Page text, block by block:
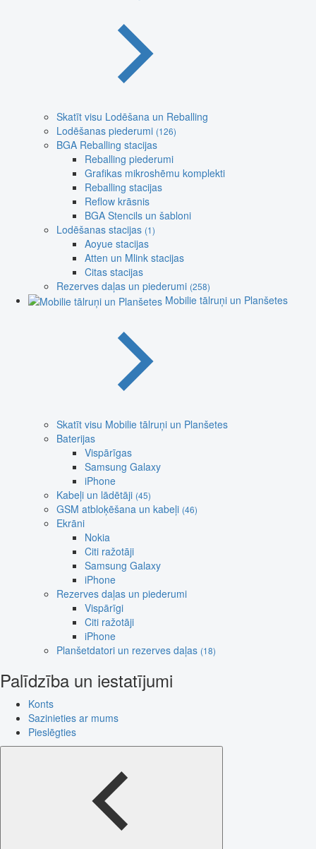
Skatīt visu Lodēšana un Reballing
Lodēšanas piederumi (126)
BGA Reballing stacijas
Reballing piederumi
Grafikas mikroshēmu komplekti
Reballing stacijas
Reflow krāsnis
BGA Stencils un šabloni
Lodēšanas stacijas (1)
Aoyue stacijas
Atten un Mlink stacijas
Citas stacijas
Rezerves daļas un piederumi (258)
Mobilie tālruņi un Planšetes
Skatīt visu Mobilie tālruņi un Planšetes
Baterijas
Vispārīgas
Samsung Galaxy
iPhone
Kabeļi un lādētāji (45)
GSM atbloķēšana un kabeļi (46)
Ekrāni
Nokia
Citi ražotāji
Samsung Galaxy
iPhone
Rezerves daļas un piederumi
Vispārīgi
Citi ražotāji
iPhone
Planšetdatori un rezerves daļas (18)
Palīdzība un iestatījumi
Konts
Sazinieties ar mums
Pieslēgties